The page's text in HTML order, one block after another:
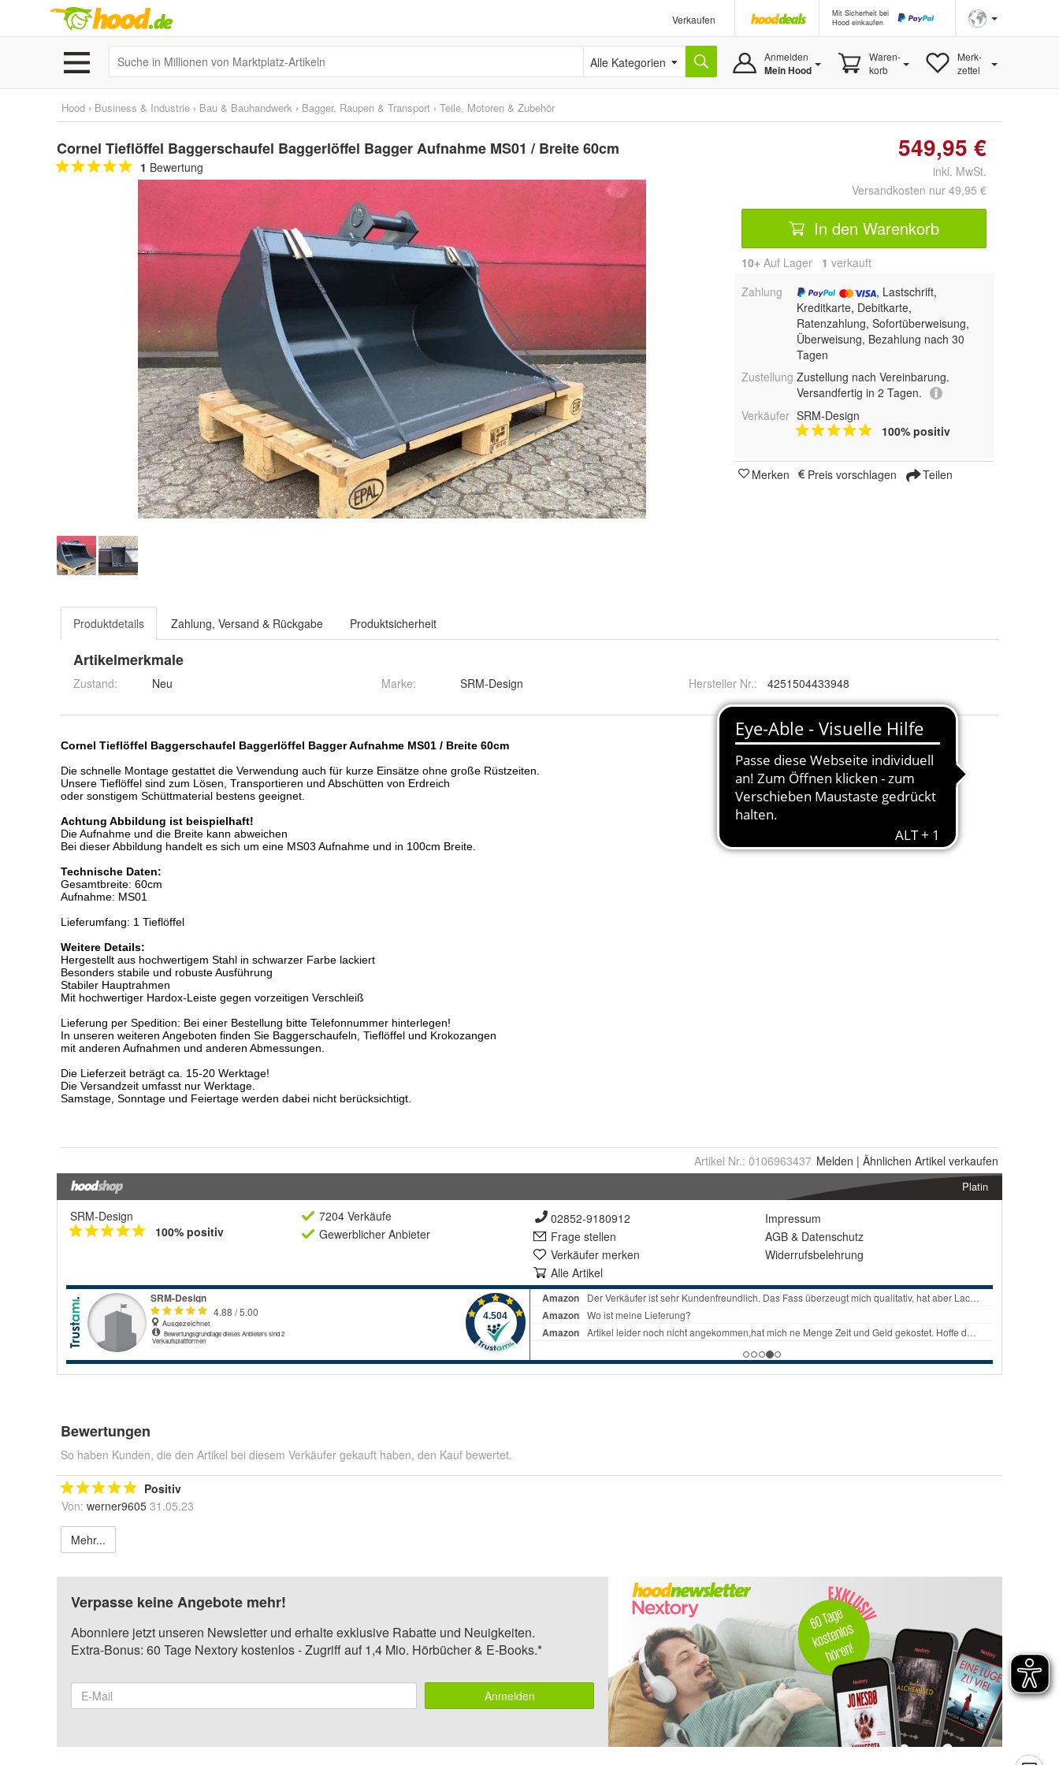
Verkaufen
Mit Sicherheit bei
Hood einkaufen
Alle Kategorien Anmelden
Mein Hood
Waren-
korb
Merk-
zettel
Hood › Business & Industrie › Bau & Bauhandwerk › Bagger, Raupen & Transport › Teile, Motoren & Zubehör
Cornel Tieflöffel Baggerschaufel Baggerlöffel Bagger Aufnahme MS01 / Breite 60cm
1 Bewertung
549,95 €
inkl. MwSt.
Versandkosten nur 49,95 €
In den Warenkorb
10+ Auf Lager 1 verkauft
Zahlung
, Lastschrift,
Kreditkarte, Debitkarte,
Ratenzahlung, Sofortüberweisung,
Überweisung, Bezahlung nach 30
Tagen
Zustellung Zustellung nach Vereinbarung.
Versandfertig in 2 Tagen.
Verkäufer SRM-Design
100% positiv
Merken Preis vorschlagen Teilen
Produktdetails Zahlung, Versand & Rückgabe Produktsicherheit
Artikelmerkmale
Zustand: Neu Marke: SRM-Design Hersteller Nr.: 4251504433948
Artikel Nr.: 0106963437 Melden | Ähnlichen Artikel verkaufen
Platin
SRM-Design
100% positiv
7204 Verkäufe
Gewerblicher Anbieter
02852-9180912
Frage stellen
Verkäufer merken
Alle Artikel
Impressum
AGB & Datenschutz
Widerrufsbelehrung
Bewertungen
So haben Kunden, die den Artikel bei diesem Verkäufer gekauft haben, den Kauf bewertet.
Positiv
Von: werner9605 31.05.23
Mehr...
Verpasse keine Angebote mehr!
Abonniere jetzt unseren Newsletter und erhalte exklusive Rabatte und Neuigkeiten.
Extra-Bonus: 60 Tage Nextory kostenlos - Zugriff auf 1,4 Mio. Hörbücher & E-Books.*
Anmelden